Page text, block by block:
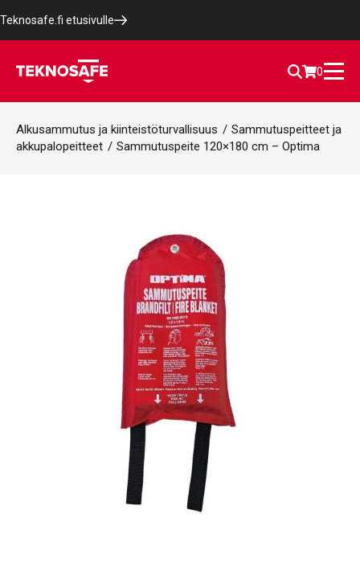
Teknosafe.fi etusivulle
0
Alkusammutus ja kiinteistöturvallisuus / Sammutuspeitteet ja
akkupalopeitteet / Sammutuspeite 120×180 cm – Optima